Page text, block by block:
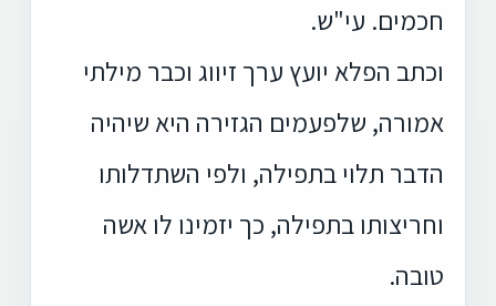
חכמים. עי"ש.
וכתב הפלא יועץ ערך זיווג וכבר מילתי
אמורה, שלפעמים הגזירה היא שיהיה
הדבר תלוי בתפילה, ולפי השתדלותו
וחריצותו בתפילה, כך יזמינו לו אשה
טובה.